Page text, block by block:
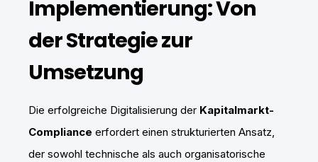
Implementierung: Von
der Strategie zur
Umsetzung
Die erfolgreiche Digitalisierung der Kapitalmarkt-
Compliance erfordert einen strukturierten Ansatz,
der sowohl technische als auch organisatorische